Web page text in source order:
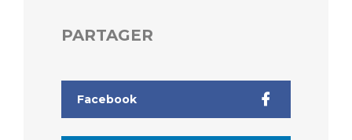
PARTAGER
Facebook